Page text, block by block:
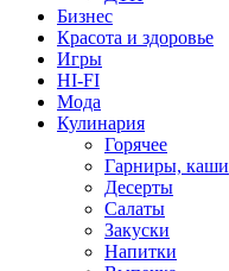
Бизнес
Красота и здоровье
Игры
HI-FI
Мода
Кулинария
Горячее
Гарниры, каши
Десерты
Салаты
Закуски
Напитки